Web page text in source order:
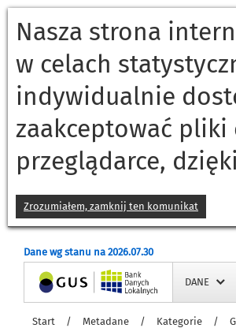
Nasza strona
w celach
indywidualnie
zaakceptować pliki
przeglądarce,
Zrozumiałem, zamknij ten komunikat
Dane wg stanu na 2026.07.30
Strona główna DANE
Start / Metadane / Kategorie /